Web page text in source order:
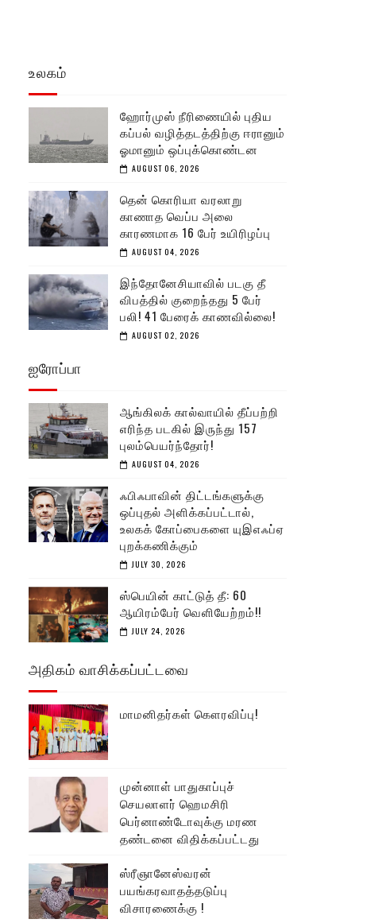
உலகம்
ஹோர்முஸ் நீரிணையில் புதிய
கப்பல் வழித்தடத்திற்கு ஈரானும்
ஓமானும் ஒப்புக்கொண்டன
AUGUST 06, 2026
தென் கொரியா வரலாறு
காணாத வெப்ப அலை
காரணமாக 16 பேர் உயிரிழப்பு
AUGUST 04, 2026
இந்தோனேசியாவில் படகு தீ
விபத்தில் குறைந்தது 5 பேர்
பலி! 41 பேரைக் காணவில்லை!
AUGUST 02, 2026
ஐரோப்பா
ஆங்கிலக் கால்வாயில் தீப்பற்றி
எரிந்த படகில் இருந்து 157
புலம்பெயர்ந்தோர்!
AUGUST 04, 2026
ஃபிஃபாவின் திட்டங்களுக்கு
ஒப்புதல் அளிக்கப்பட்டால்,
உலகக் கோப்பைகளை யுஇஎஃப்ஏ
புறக்கணிக்கும்
JULY 30, 2026
ஸ்பெயின் காட்டுத் தீ: 60
ஆயிரம்பேர் வெளியேற்றம்!!
JULY 24, 2026
அதிகம் வாசிக்கப்பட்டவை
மாமனிதர்கள் கௌரவிப்பு!
முன்னாள் பாதுகாப்புச்
செயலாளர் ஹெமசிரி
பெர்னாண்டோவுக்கு மரண
தண்டனை விதிக்கப்பட்டது
ஸ்ரீஞானேஸ்வரன்
பயங்கரவாதத்தடுப்பு
விசாரணைக்கு !